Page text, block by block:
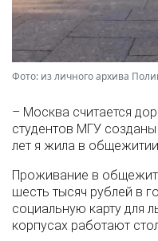
Фото: из личного архива
– Москва считается
студентов МГУ
лет я жила в
Проживание в
шесть тысяч рублей в
социальную карту для
корпусах работают